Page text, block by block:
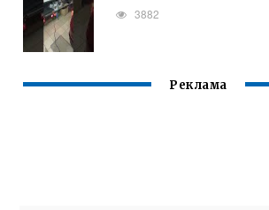
3882
Реклама